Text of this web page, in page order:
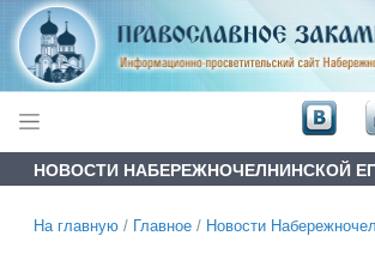
НОВОСТИ НАБЕРЕЖНОЧЕЛНИНСКОЙ
На главную / Главное / Новости